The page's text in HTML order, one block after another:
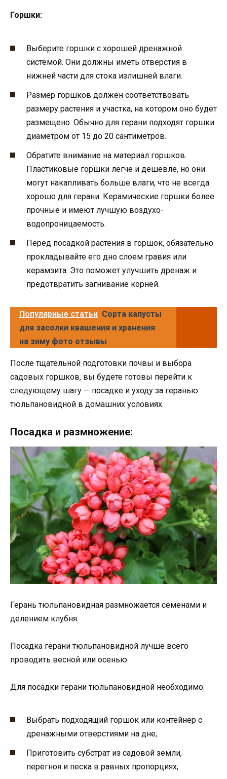
Горшки:
Выберите горшки с хорошей дренажной
системой. Они должны иметь отверстия в
нижней части для стока излишней влаги.
Размер горшков должен соответствовать
размеру растения и участка, на котором оно будет
размещено. Обычно для герани подходят горшки
диаметром от 15 до 20 сантиметров.
Обратите внимание на материал горшков.
Пластиковые горшки легче и дешевле, но они
могут накапливать больше влаги, что не всегда
хорошо для герани. Керамические горшки более
прочные и имеют лучшую воздухо-
водопроницаемость.
Перед посадкой растения в горшок, обязательно
прокладывайте его дно слоем гравия или
керамзита. Это поможет улучшить дренаж и
предотвратить загнивание корней.
Популярные статьи Сорта капусты
для засолки квашения и хранения
на зиму фото отзывы
После тщательной подготовки почвы и выбора
садовых горшков, вы будете готовы перейти к
следующему шагу — посадке и уходу за геранью
тюльпановидной в домашних условиях.
Посадка и размножение:
Герань тюльпановидная размножается семенами и
делением клубня.
Посадка герани тюльпановидной лучше всего
проводить весной или осенью.
Для посадки герани тюльпановидной необходимо:
Выбрать подходящий горшок или контейнер с
дренажными отверстиями на дне;
Приготовить субстрат из садовой земли,
перегноя и песка в равных пропорциях;